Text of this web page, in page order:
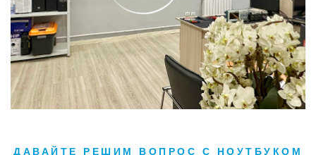
ДАВАЙТЕ РЕШИМ ВОПРОС С НОУТБУКОМ